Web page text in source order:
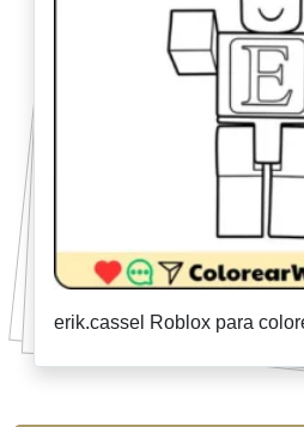
erik.cassel Roblox para